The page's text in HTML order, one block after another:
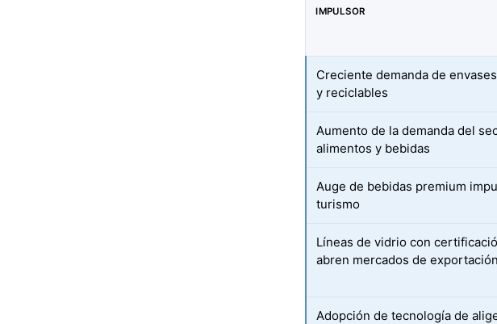
IMPULSOR
Creciente demanda de
y reciclables
Aumento de la demanda del
alimentos y bebidas
Auge de bebidas premium
turismo
Líneas de vidrio con
abren mercados de exportación
Adopción de tecnología de